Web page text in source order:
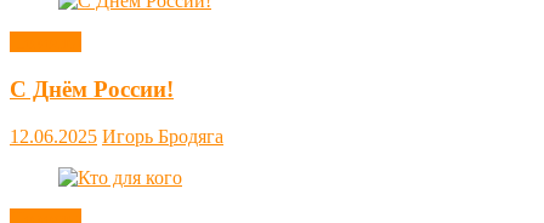
С Днём России!
12.06.2025 Игорь Бродяга